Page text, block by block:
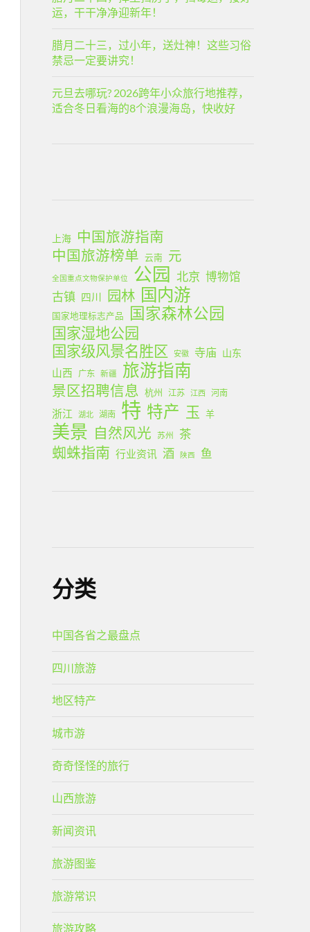
运，干干净净迎新年！
腊月二十三，过小年，送灶神！这些习俗
禁忌一定要讲究！
元旦去哪玩? 2026跨年小众旅行地推荐，
适合冬日看海的8个浪漫海岛，快收好
上海
中国旅游指南
中国旅游榜单 云南 元
全国重点文物保护单位 公园 北京 博物馆
古镇 四川 园林 国内游
国家地理标志产品 国家森林公园
国家湿地公园
国家级风景名胜区
安徽 寺庙 山东
山西 广东 新疆 旅游指南
景区招聘信息 杭州 江苏 江西 河南
浙江 湖北 湖南 特 特产 玉 羊
美景 自然风光 苏州 茶
蜘蛛指南 行业资讯 酒 陕西 鱼
分类
中国各省之最盘点
四川旅游
地区特产
城市游
奇奇怪怪的旅行
山西旅游
新闻资讯
旅游图鉴
旅游常识
旅游攻略